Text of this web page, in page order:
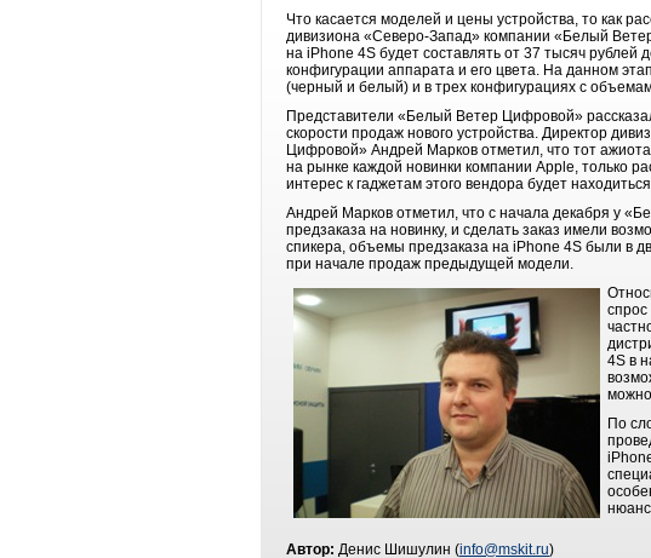
Что касается моделей и цены устройства, то как
дивизиона «Северо-Запад» компании «Белый
на iPhone 4S будет составлять от 37 тысяч рублей
конфигурации аппарата и его цвета. На данном
(черный и белый) и в трех конфигурациях с
Представители «Белый Ветер Цифровой»
скорости продаж нового устройства. Директор
Цифровой» Андрей Марков отметил, что тот
на рынке каждой новинки компании Apple, только
интерес к гаджетам этого вендора будет
Андрей Марков отметил, что с начала декабря у
предзаказа на новинку, и сделать заказ имели
спикера, объемы предзаказа на iPhone 4S были в
при начале продаж предыдущей модели.
4S в
можно
По
Автор: Денис Шишулин (info@mskit.ru)